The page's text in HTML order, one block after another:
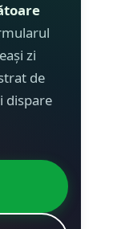
zi
de
dispare